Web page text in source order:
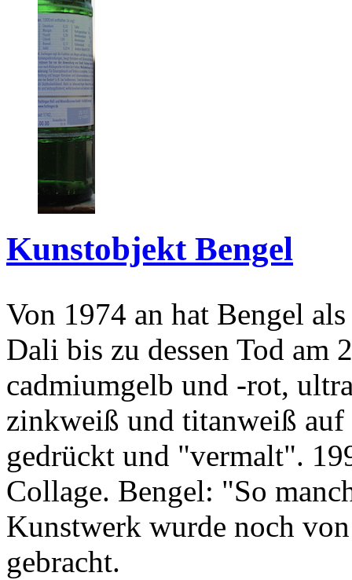
Kunstobjekt Bengel
Von 1974 an hat Bengel
Dali bis zu dessen Tod am
cadmiumgelb und -rot,
zinkweiß und titanweiß
gedrückt und "vermalt".
Collage. Bengel: "So
Kunstwerk wurde noch
gebracht.